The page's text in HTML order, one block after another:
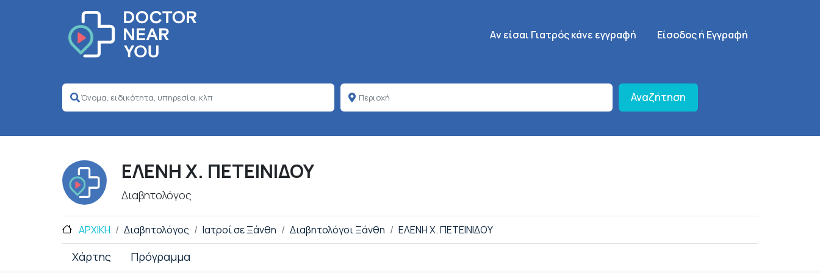
Κεντρική πλοήγηση
Aν είσαι Γιατρός κάνε εγγραφή SignUp Menu
Είσοδος ή Εγγραφή
Αναζήτηση
ΕΛΕΝΗ X. ΠΕΤΕΙΝΙΔΟΥ
Διαβητολόγος
ΑΡΧΙΚΗ Διαβητολόγος Ιατροί σε Ξάνθη Διαβητολόγοι Ξάνθη ΕΛΕΝΗ X. ΠΕΤΕΙΝΙΔΟΥ
Χάρτης Πρόγραμμα